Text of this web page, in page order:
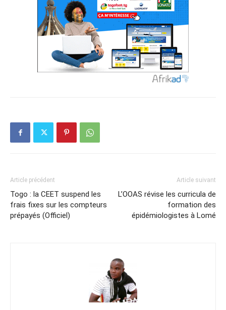
Article précédent
Togo : la CEET suspend les
frais fixes sur les compteurs
prépayés (Officiel)
Article suivant
L’OOAS révise les curricula de
formation des
épidémiologistes à Lomé